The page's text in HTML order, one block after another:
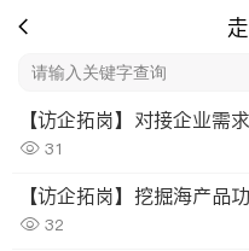
【访企拓岗】对接企业需
31
【访企拓岗】挖掘海产品
32